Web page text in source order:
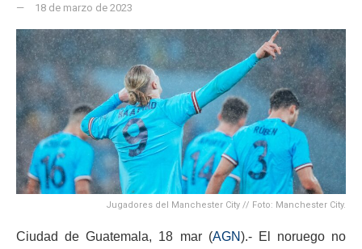
18 de marzo de 2023
Jugadores del Manchester City // Foto: Manchester City.
Ciudad de Guatemala, 18 mar (AGN).- El noruego no